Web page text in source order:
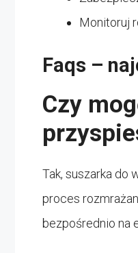
Monitoruj
Faqs –
Czy
Tak, suszarka do
proces
bezpośrednio na